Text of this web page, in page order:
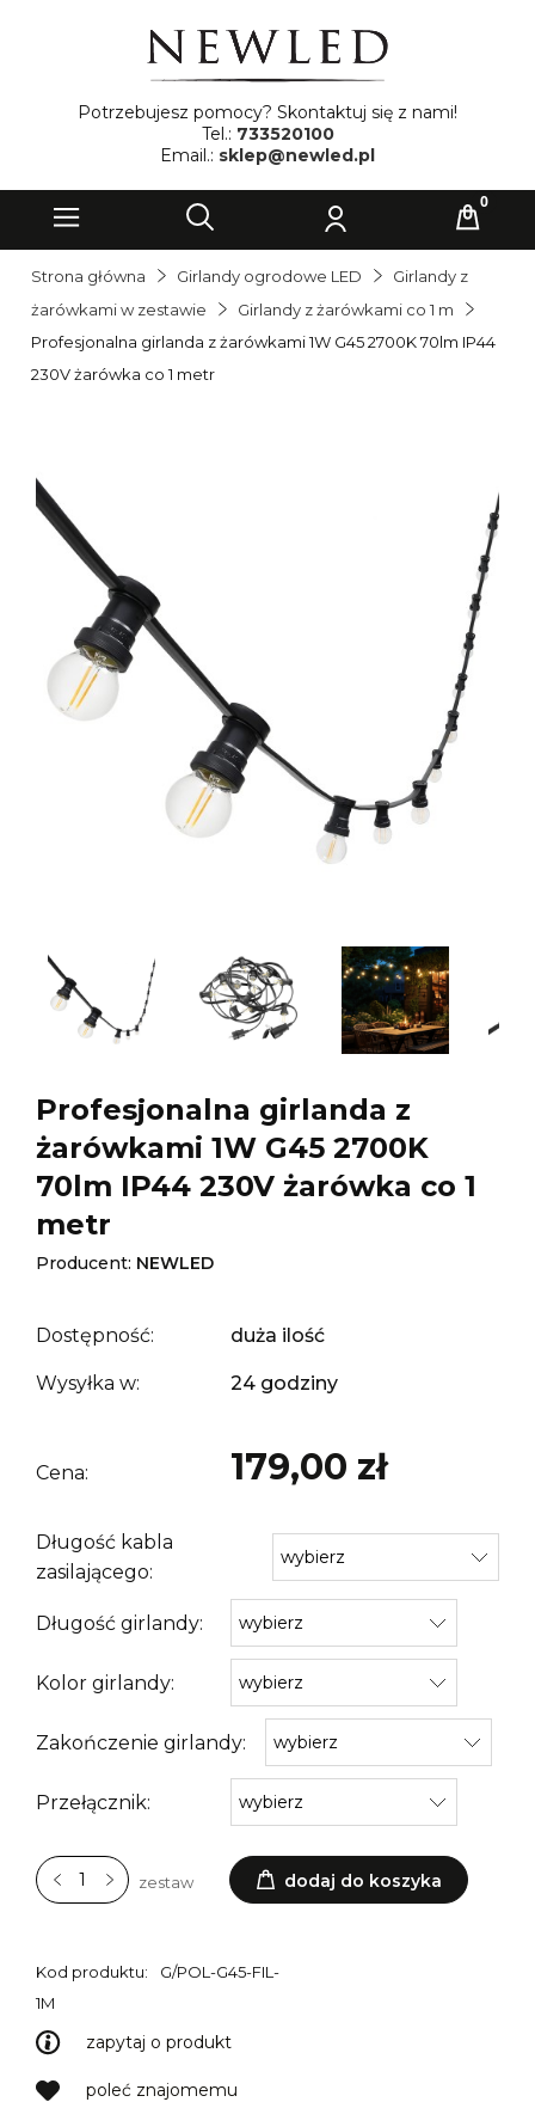
Potrzebujesz pomocy? Skontaktuj się z nami!
Tel.: 733520100
Email.: sklep@newled.pl
Strona główna Girlandy ogrodowe LED
Girlandy z
żarówkami w zestawie
Girlandy z żarówkami co 1 m
Profesjonalna girlanda z żarówkami 1W G45 2700K 70lm IP44
230V żarówka co 1 metr
Profesjonalna girlanda z
żarówkami 1W G45 2700K
70lm IP44 230V żarówka co 1
metr
Producent: NEWLED
Dostępność: duża ilość
Wysyłka w: 24 godziny
Cena: 179,00 zł
Długość kabla
zasilającego:
Długość girlandy:
Kolor girlandy:
Zakończenie girlandy:
Przełącznik:
zestaw dodaj do koszyka
Kod produktu:
G/POL-G45-FIL-
1M
zapytaj o produkt
poleć znajomemu